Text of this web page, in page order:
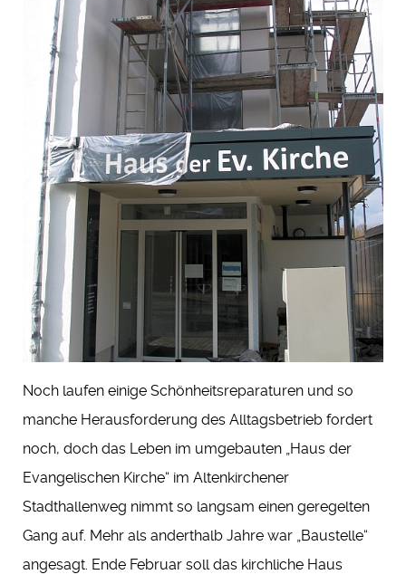
Noch laufen einige Schönheitsreparaturen und so
manche Herausforderung des Alltagsbetrieb fordert
noch, doch das Leben im umgebauten „Haus der
Evangelischen Kirche“ im Altenkirchener
Stadthallenweg nimmt so langsam einen geregelten
Gang auf. Mehr als anderthalb Jahre war „Baustelle“
angesagt. Ende Februar soll das kirchliche Haus